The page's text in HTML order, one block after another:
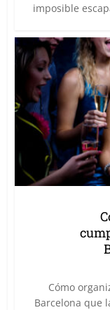
imposible
Cómo
Barcelona que